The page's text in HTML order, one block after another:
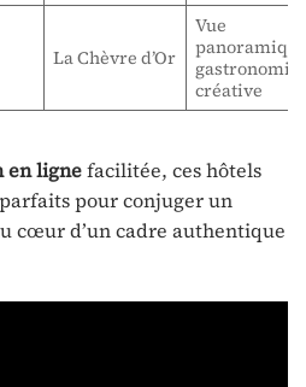
La Chèvre d’Or
Vue
gastronomie
créative
en lignefacilitée, ces hôtels
pour conjuger un
cœur d’un cadre authentique